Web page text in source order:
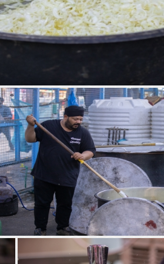
موكب جمهور كربلاء حدمة الإمام الحسين